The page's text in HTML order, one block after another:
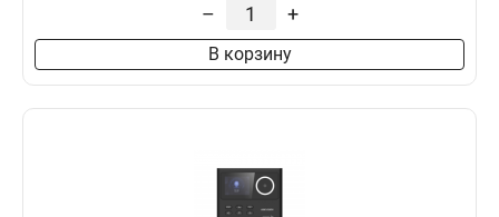
– +
В корзину